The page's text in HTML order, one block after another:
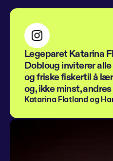
Legeparet Katarina
Dobloug inviterer
og friske fiskertil å
og, ikke minst,
Katarina Flatland og